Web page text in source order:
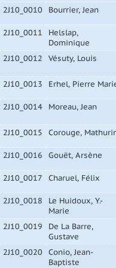
2J10_0010 Bourrier, Jean
2J10_0011
Helslap,
Dominique
2J10_0012 Vésuty, Louis
2J10_0013
Erhel, Pierre
2J10_0014 Moreau, Jean
2J10_0015 Corouge,
2J10_0016 Gouët, Arsène
2J10_0017 Charuel, Félix
2J10_0018
Le Huidoux, Y.-
Marie
2J10_0019
De La Barre,
Gustave
2J10_0020 Conio, Jean-
Baptiste